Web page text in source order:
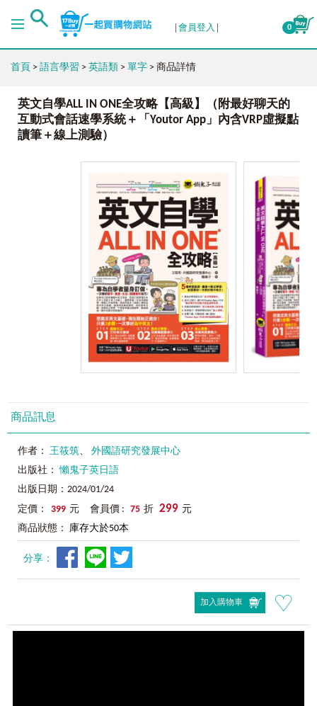
會員登入 0
首頁 > 語言學習 > 英語類 > 單字 > 商品詳情
英文自學ALL IN ONE全攻略【高級】（附最好聊天的
互動式會話速學系統＋「Youtor App」內含VRP虛擬點
讀筆＋線上測驗）
商品訊息
作者： 王筱筑、 外國語研究發展中心
出版社：懶鬼子英日語
出版日期：2024/01/24
定價：
399 元 會員價 : 75 折 299 元
商品狀態： 庫存大於50本
分享：
加入購物車